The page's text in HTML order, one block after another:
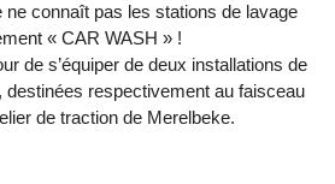
ne connaît pas les stations de lavage
« CAR WASH » !
de s’équiper de deux installations de
destinées respectivement au faisceau
de traction de Merelbeke.